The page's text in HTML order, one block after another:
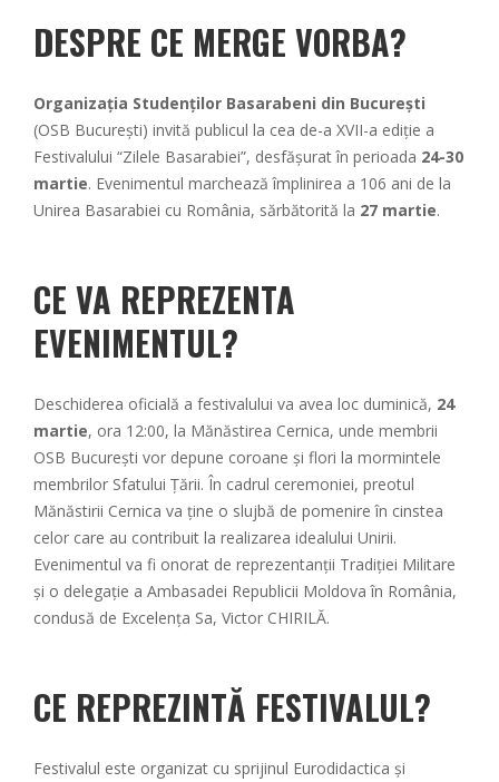
DESPRE CE MERGE VORBA?
Organizaţia Studenţilor Basarabeni din Bucureşti
(OSB București) invită publicul la cea de-a XVII-a ediție a
Festivalului “Zilele Basarabiei”, desfășurat în perioada 24-30
martie. Evenimentul marchează împlinirea a 106 ani de la
Unirea Basarabiei cu România, sărbătorită la 27 martie.
CE VA REPREZENTA
EVENIMENTUL?
Deschiderea oficială a festivalului va avea loc duminică, 24
martie, ora 12:00, la Mănăstirea Cernica, unde membrii
OSB București vor depune coroane și flori la mormintele
membrilor Sfatului Țării. În cadrul ceremoniei, preotul
Mănăstirii Cernica va ține o slujbă de pomenire în cinstea
celor care au contribuit la realizarea idealului Unirii.
Evenimentul va fi onorat de reprezentanții Tradiției Militare
și o delegație a Ambasadei Republicii Moldova în România,
condusă de Excelența Sa, Victor CHIRILĂ.
CE REPREZINTĂ FESTIVALUL?
Festivalul este organizat cu sprijinul Eurodidactica și